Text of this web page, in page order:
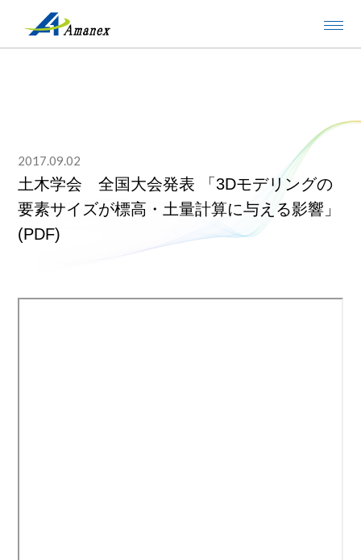
2017.09.02
土木学会 全国大会発表 「3Dモデリングの
要素サイズが標高・土量計算に与える影響」
(PDF)